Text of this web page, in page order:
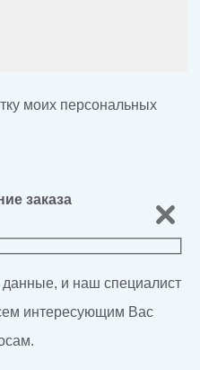
моих персональных
заказа
и наш специалист
интересующим Вас